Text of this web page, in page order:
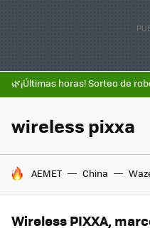
🌿¡Últimas horas! Sorteo de
wireless pixxa
HOY SE HABLA DE
AEMET China
Wireless PIXXA,